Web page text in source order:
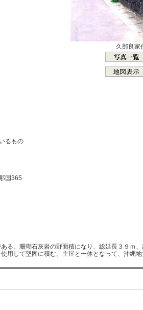
るもの
国365
久部良家
る。珊瑚石灰岩の野面積になり、総延長３９ｍ
用して堅固に積む。主屋と一体となって、沖縄